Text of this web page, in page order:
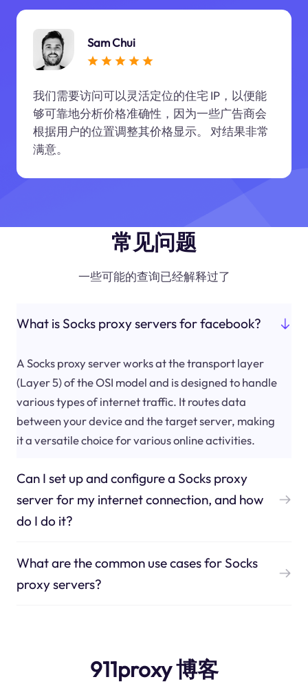
Sam Chui
我们需要访问可以灵活定位的住宅 IP，以便能
够可靠地分析价格准确性，因为一些广告商会
根据用户的位置调整其价格显示。 对结果非常
满意。
常见问题
一些可能的查询已经解释过了
What is Socks proxy servers for facebook?
A Socks proxy server works at the transport layer
(Layer 5) of the OSI model and is designed to handle
various types of internet traffic. It routes data
between your device and the target server, making
it a versatile choice for various online activities.
Can I set up and configure a Socks proxy
server for my internet connection, and how
do I do it?
What are the common use cases for Socks
proxy servers?
911proxy 博客